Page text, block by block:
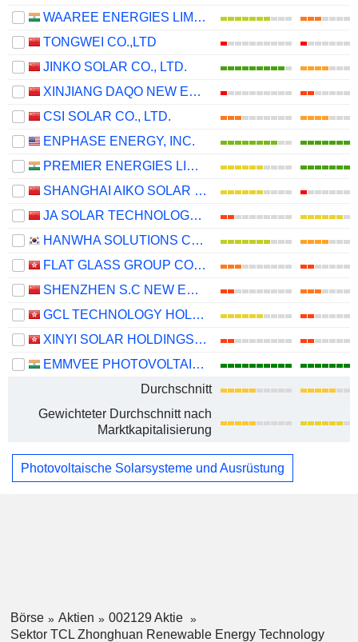
WAAREE ENERGIES LIMITED
TONGWEI CO.,LTD
JINKO SOLAR CO., LTD.
XINJIANG DAQO NEW ENERGY CO.,LTD.
CSI SOLAR CO., LTD.
ENPHASE ENERGY, INC.
PREMIER ENERGIES LIMITED
SHANGHAI AIKO SOLAR ENERGY CO.,LTD.
JA SOLAR TECHNOLOGY CO., LTD.
HANWHA SOLUTIONS CORPORATION
FLAT GLASS GROUP CO., LTD.
SHENZHEN S.C NEW ENERGY TECHNOLOGY CORPORATION
GCL TECHNOLOGY HOLDINGS LIMITED
XINYI SOLAR HOLDINGS LIMITED
EMMVEE PHOTOVOLTAIC POWER LIMITED
Durchschnitt
Gewichteter Durchschnitt nach
Marktkapitalisierung
Photovoltaische Solarsysteme und Ausrüstung
Börse Aktien
002129 Aktie
Sektor TCL Zhonghuan Renewable Energy Technology